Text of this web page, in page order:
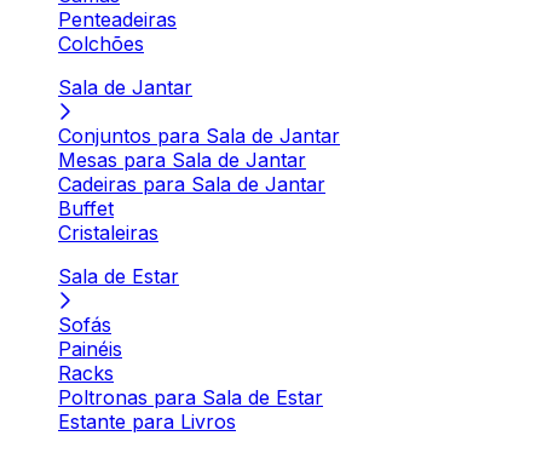
Penteadeiras
Colchões
Sala de Jantar
Conjuntos para Sala de Jantar
Mesas para Sala de Jantar
Cadeiras para Sala de Jantar
Buffet
Cristaleiras
Sala de Estar
Sofás
Painéis
Racks
Poltronas para Sala de Estar
Estante para Livros